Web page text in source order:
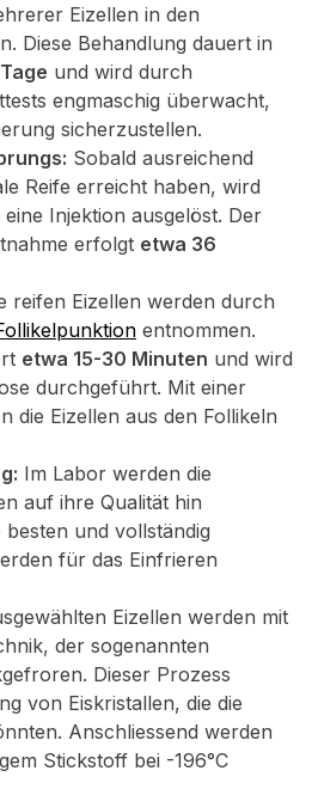
Eizellen in den
Diese Behandlung dauert in
und wird durch
engmaschig überwacht,
sicherzustellen.
Sobald ausreichend
Reife erreicht haben, wird
Injektion ausgelöst. Der
erfolgt etwa 36
reifen Eizellen werden durch
entnommen.
etwa 15-30 Minuten und wird
durchgeführt. Mit einer
die Eizellen aus den Follikeln
Im Labor werden die
auf ihre Qualität hin
und vollständig
für das Einfrieren
Eizellen werden mit
der sogenannten
Dieser Prozess
von Eiskristallen, die die
Anschliessend werden
Stickstoff bei -196°C